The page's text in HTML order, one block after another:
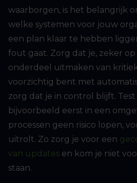
waarborgen, is het belangrijk
welke systemen voor jouw
een plan klaar te hebben
fout gaat. Zorg dat je, zeker op
onderdeel uitmaken van
voorzichtig bent met
zorg dat je in control blijft.
bijvoorbeeld eerst in een
processen geen risico lopen,
uitrolt. Zo zorg je voor een
van updates en kom je niet
staan.